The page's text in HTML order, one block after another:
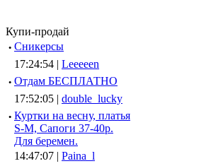
Купи-продай
· Сникерсы
17:24:54 | Leeeeen
· Отдам БЕСПЛАТНО
17:52:05 | double_lucky
· Куртки на весну, платья
S-M, Сапоги 37-40р.
Для беремен.
14:47:07 | Paina_l